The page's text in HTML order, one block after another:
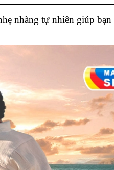
nhàng tự nhiên giúp bạn